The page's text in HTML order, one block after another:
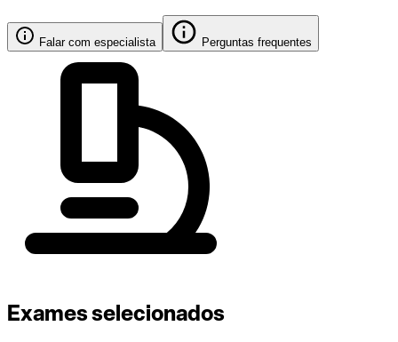
Falar com especialista Perguntas frequentes
Exames selecionados